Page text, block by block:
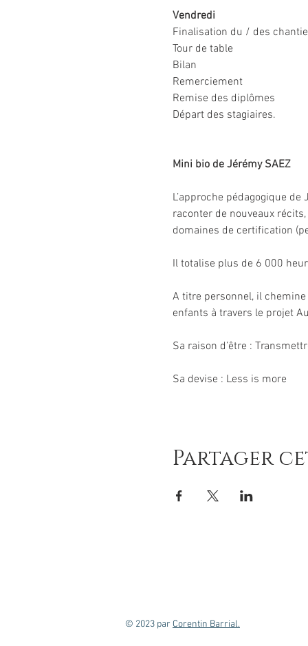
Vendredi
Finalisation du / des
Tour de table
Bilan
Remerciement
Remise des diplômes
Départ des stagiaires.
Mini bio de Jérémy SAEZ
L’approche pédagogique
raconter de nouveaux
domaines de certification
Il totalise plus de 6 000
A titre personnel, il
enfants à travers le projet
Sa raison d’être :
Sa devise : Less is more
Partager
© 2023 par Corentin Barrial.